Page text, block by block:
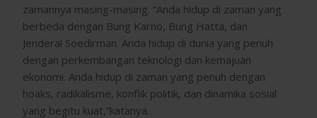
zamannya masing-masing. “Anda hidup di zaman yang
berbeda dengan Bung Karno, Bung Hatta, dan
Jenderal Soedirman. Anda hidup di dunia yang penuh
dengan perkembangan teknologi dan kemajuan
ekonomi. Anda hidup di zaman yang penuh dengan
hoaks, radikalisme, konflik politik, dan dinamika sosial
yang begitu kuat,”katanya.